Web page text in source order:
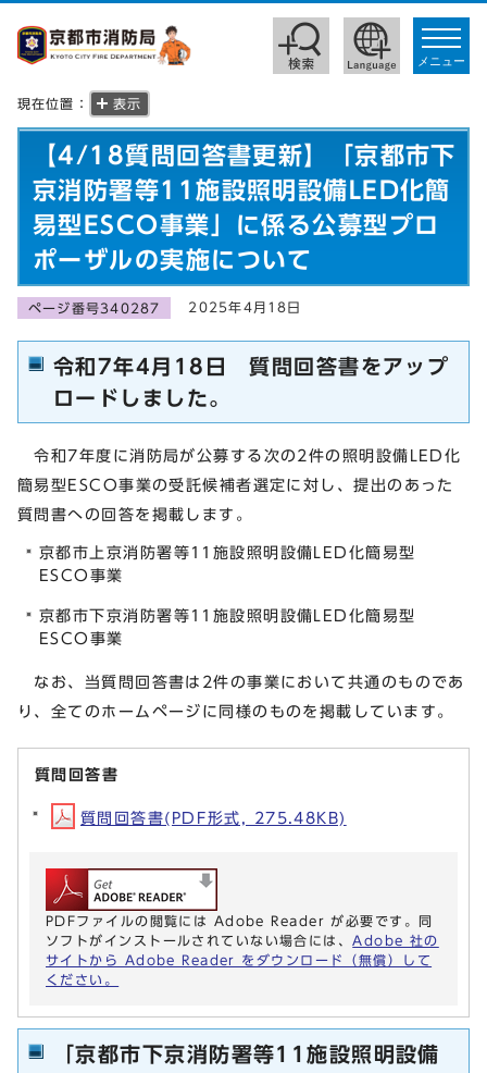
toggle
メニュー
現在位置： 表示
【4/18質問回答書更新】「京都市下
京消防署等11施設照明設備LED化簡
易型ESCO事業」に係る公募型プロ
ポーザルの実施について
ページ番号340287 2025年4月18日
令和7年4月18日 質問回答書をアップ
ロードしました。
令和7年度に消防局が公募する次の2件の照明設備LED化
簡易型ESCO事業の受託候補者選定に対し、提出のあった
質問書への回答を掲載します。
京都市上京消防署等11施設照明設備LED化簡易型
ESCO事業
京都市下京消防署等11施設照明設備LED化簡易型
ESCO事業
なお、当質問回答書は2件の事業において共通のものであ
り、全てのホームページに同様のものを掲載しています。
質問回答書
質問回答書(PDF形式, 275.48KB)
PDFファイルの閲覧には Adobe Reader が必要です。同
ソフトがインストールされていない場合には、 Adobe 社の
サイトから Adobe Reader をダウンロード（無償）して
ください。
「京都市下京消防署等11施設照明設備